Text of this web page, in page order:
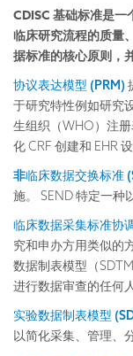
CDISC 基础标准是
临床研究流程的质量
据标准的核心原则，
协议表达模型 (PRM)
于研究特性例如研究
生组织（WHO）注
化 CRF 创建和 EHR
非临床数据交换标准
施。 SEND 特定一种
临床数据采集标准协
究和申办方用类似的
数据制表模型（
进行数据审查的任何
实验数据制表模型
以简化采集、管理、